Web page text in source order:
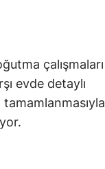
çalışmaları
evde detaylı